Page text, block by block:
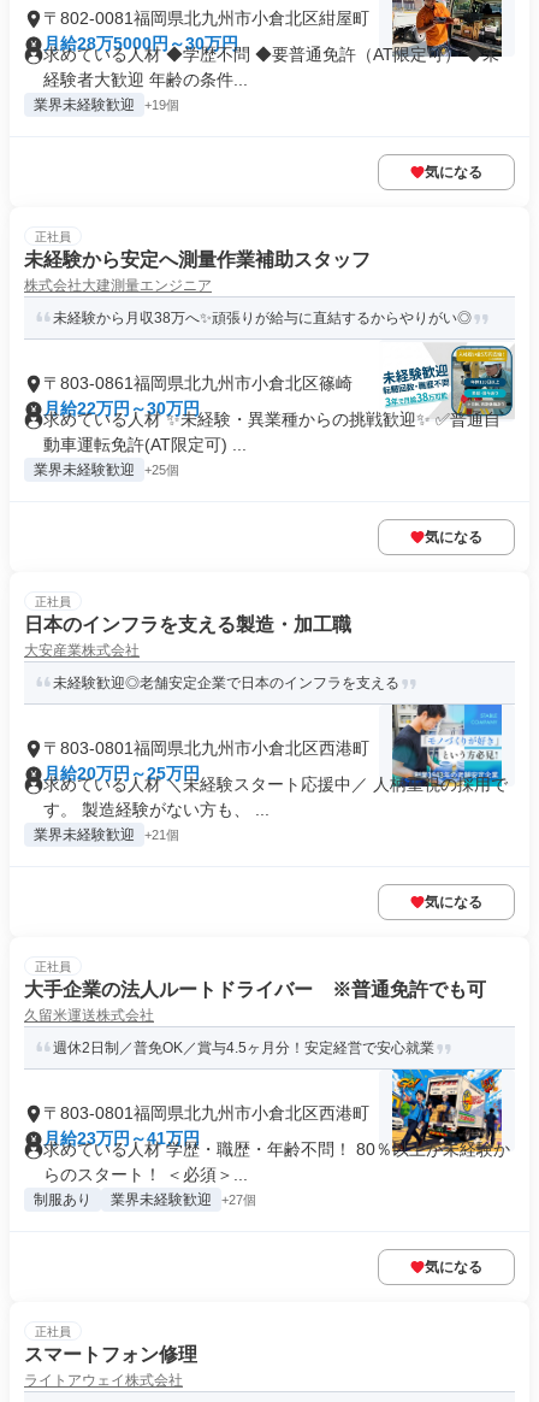
〒802-0081福岡県北九州市小倉北区紺屋町
月給28万5000円～30万円
求めている人材 ◆学歴不問 ◆要普通免許（AT限定可） ◆未
経験者大歓迎 年齢の条件...
業界未経験歓迎 +19個
気になる
正社員
未経験から安定へ測量作業補助スタッフ
株式会社大建測量エンジニア
未経験から月収38万へ✨頑張りが給与に直結するからやりがい◎
〒803-0861福岡県北九州市小倉北区篠崎
月給22万円～30万円
求めている人材 ✨未経験・異業種からの挑戦歓迎✨ ✅普通自
動車運転免許(AT限定可) ...
業界未経験歓迎 +25個
気になる
正社員
日本のインフラを支える製造・加工職
大安産業株式会社
未経験歓迎◎老舗安定企業で日本のインフラを支える
〒803-0801福岡県北九州市小倉北区西港町
月給20万円～25万円
求めている人材 ＼未経験スタート応援中／ 人柄重視の採用で
す。 製造経験がない方も、 ...
業界未経験歓迎 +21個
気になる
正社員
大手企業の法人ルートドライバー ※普通免許でも可
久留米運送株式会社
週休2日制／普免OK／賞与4.5ヶ月分！安定経営で安心就業
〒803-0801福岡県北九州市小倉北区西港町
月給23万円～41万円
求めている人材 学歴・職歴・年齢不問！ 80％以上が未経験か
らのスタート！ ＜必須＞...
制服あり 業界未経験歓迎 +27個
気になる
正社員
スマートフォン修理
ライトアウェイ株式会社